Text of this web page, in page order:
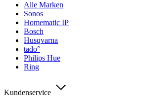
Alle Marken
Sonos
Homematic IP
Bosch
Husqvarna
tado°
Philips Hue
Ring
Kundenservice